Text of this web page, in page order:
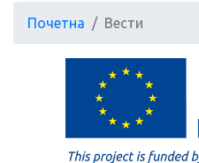
Почетна Вести